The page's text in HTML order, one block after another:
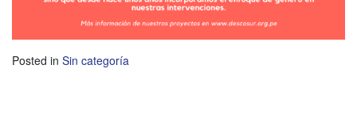
Posted in Sin categoría